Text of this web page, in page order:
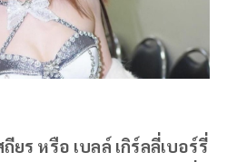
ร หรือ เบลล์ เกิร์ลลี่เบอร์รี่